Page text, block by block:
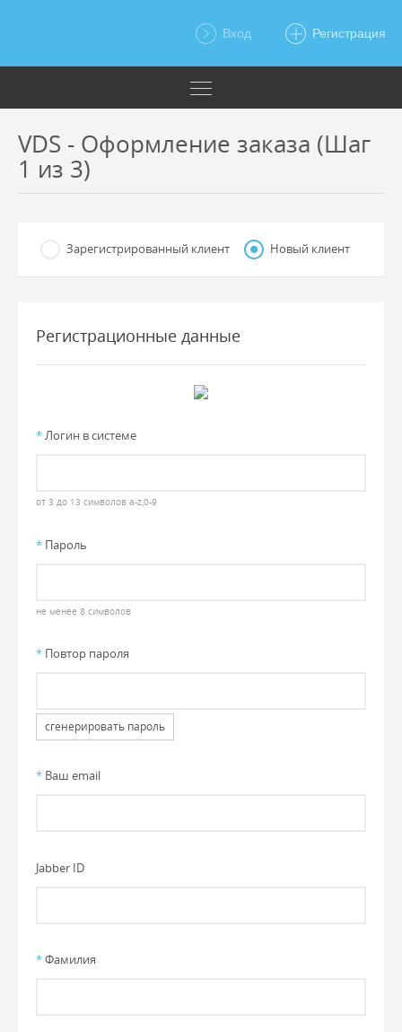
Вход Регистрация
VDS - Оформление заказа (Шаг
1 из 3)
Зарегистрированный клиент Новый клиент
Регистрационные данные
*Логин в системе
от 3 до 13 символов a-z,0-9
* Пароль
не менее 8 символов
* Повтор пароля
сгенерировать пароль
* Ваш email
Jabber ID
*Фамилия